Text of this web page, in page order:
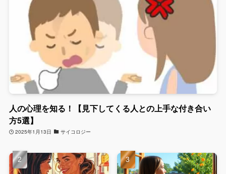
人の心理を知る！【見下してくる人との上手な付き合い
方5選】
2025年1月13日 サイコロジー